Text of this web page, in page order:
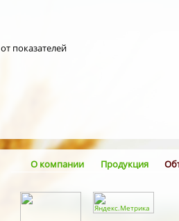
показателей
О компании Продукция